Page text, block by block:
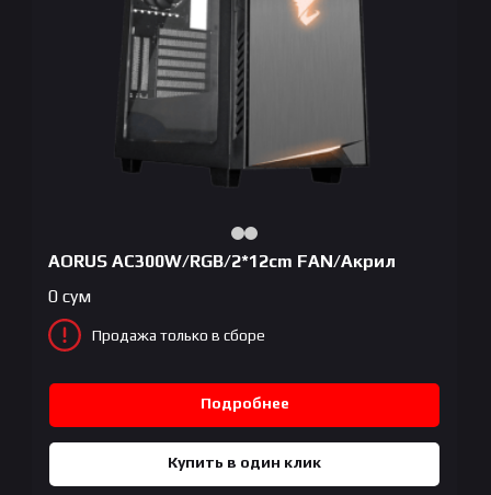
AORUS AC300W/RGB/2*12cm FAN/Акрил
0 сум
Продажа только в сборе
Подробнее
Купить в один клик